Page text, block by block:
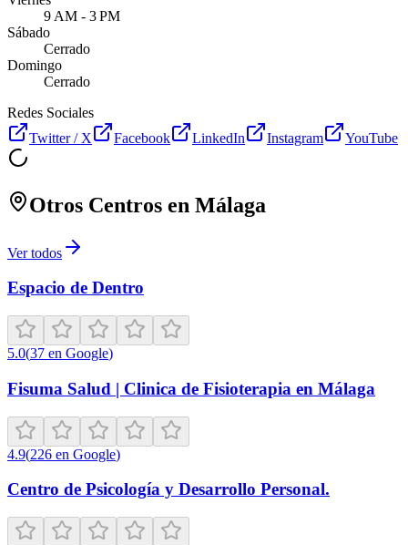
9 AM - 3 PM
Sábado
Cerrado
Domingo
Cerrado
Redes Sociales
Twitter / X
Facebook LinkedIn Instagram YouTube
Otros Centros en Málaga
Ver todos
Espacio de Dentro
5.0(37 en Google)
Fisuma Salud | Clinica de Fisioterapia en Málaga
4.9(226 en Google)
Centro de Psicología y Desarrollo Personal.